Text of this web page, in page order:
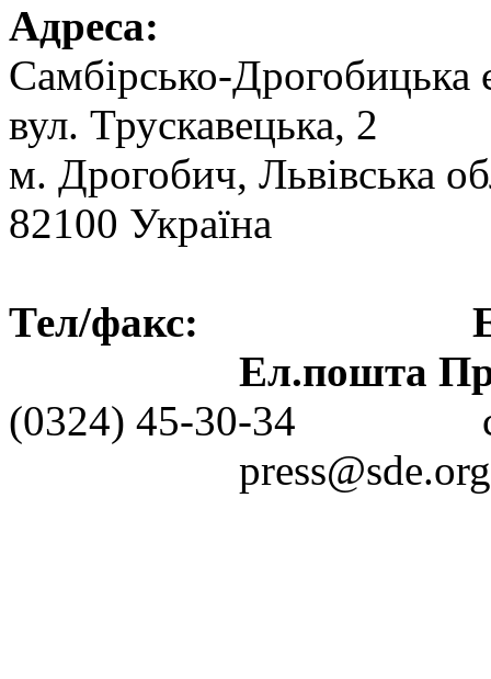
Адреса:
Самбірсько-Дрогобицька
вул. Трускавецька, 2
м. Дрогобич, Львівська
82100 Україна
Тел/факс:
Ел.пошта
(0324) 45-30-